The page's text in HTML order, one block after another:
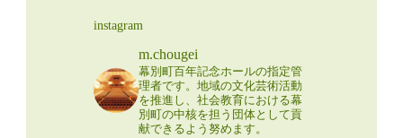
instagram
m.chougei
幕別町百年記念ホールの指定管
理者です。地域の文化芸術活動
を推進し、社会教育における幕
別町の中核を担う団体として貢
献できるよう努めます。